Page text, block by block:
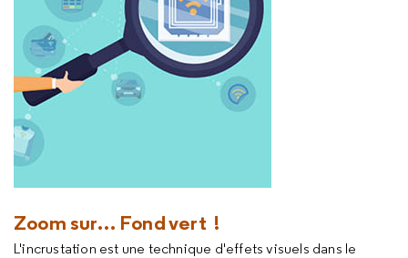
Zoom sur… Fond vert !
L'incrustation est une technique d'effets visuels dans le